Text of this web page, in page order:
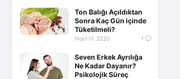
Ton Balığı Açıldıktan
Sonra Kaç Gün içinde
Tüketilmeli?
Mart 17, 2020 1
Seven Erkek Ayrılığa
Ne Kadar Dayanır?
Psikolojik Süreç